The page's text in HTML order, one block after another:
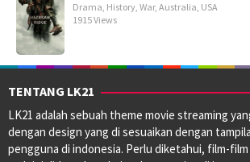
Drama, History, War, Australia, USA
1915 Views
TENTANG LK21
LK21 adalah sebuah theme movie streaming
dengan design yang di sesuaikan dengan
pengguna di indonesia. Perlu diketahui, film-